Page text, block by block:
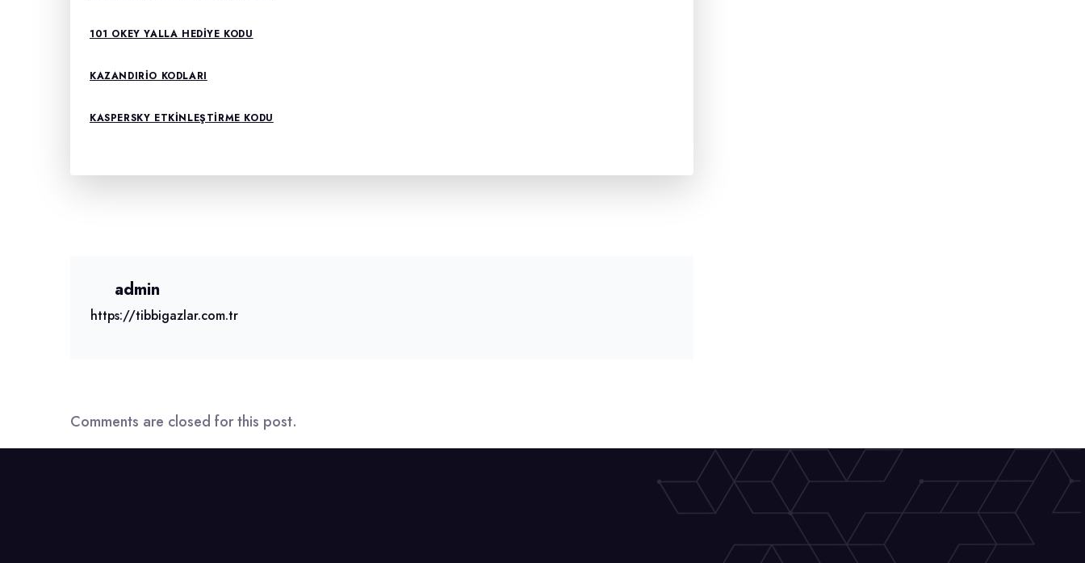
101 OKEY YALLA HEDIYE KODU
KAZANDIRIO KODLARI
KASPERSKY ETKINLEŞTIRME KODU
admin
https://tibbigazlar.com.tr
Comments are closed for this post.